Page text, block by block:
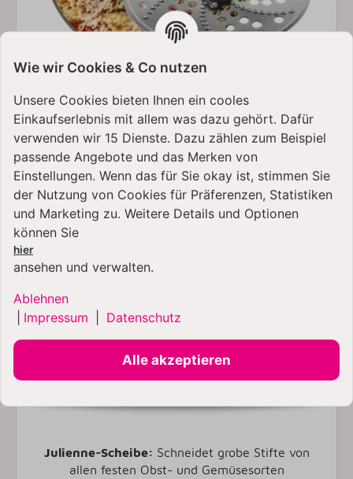
Extrafeine Scheibe:
Extrafeines Reiben von z.B.
Schokolade, Parmesan, Karotten
Julienne-Scheibe: Schneidet grobe Stifte von
allen festen Obst- und Gemüsesorten
Wie wir Cookies & Co nutzen
Unsere Cookies bieten Ihnen ein cooles
Einkaufserlebnis mit allem was dazu gehört. Dafür
verwenden wir 15 Dienste. Dazu zählen zum Beispiel
passende Angebote und das Merken von
Einstellungen. Wenn das für Sie okay ist, stimmen Sie
der Nutzung von Cookies für Präferenzen, Statistiken
und Marketing zu. Weitere Details und Optionen
können Sie
hier
ansehen und verwalten.
Ablehnen
Impressum Datenschutz
Alle akzeptieren